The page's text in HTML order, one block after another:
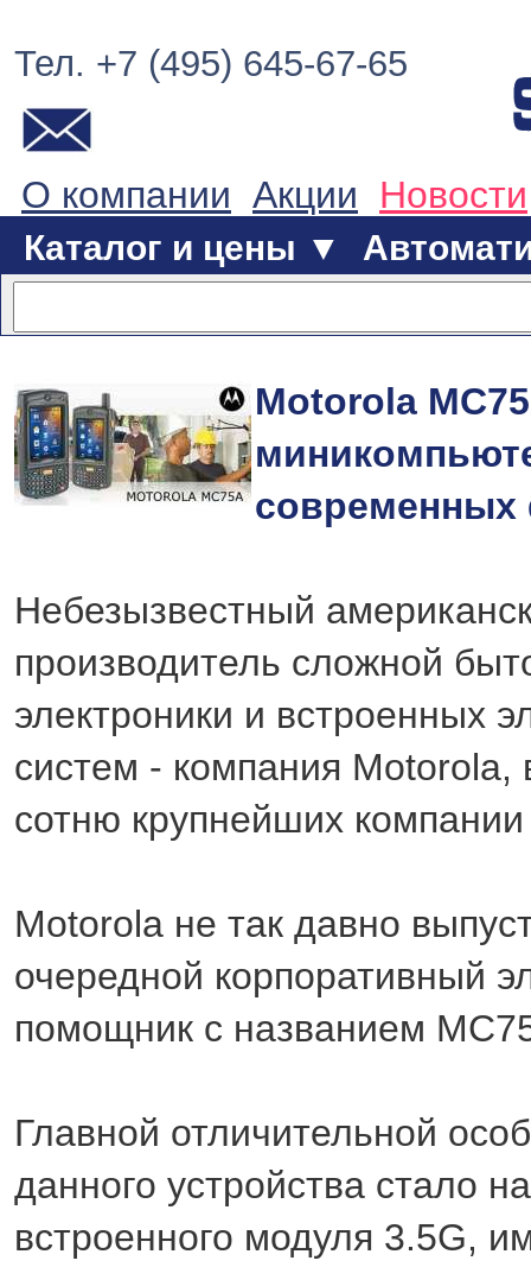
Тел. +7 (495) 645-67-65
О компании Акции Новости
Каталог и цены ▼
Motorola
современных
Небезызвестный
производитель сложной
электроники и встроенных
систем - компания Motorola,
сотню крупнейших
Motorola не так давно
очередной корпоративный
помощник с названием
Главной отличительной
данного устройства стало
встроенного модуля 3.5G,